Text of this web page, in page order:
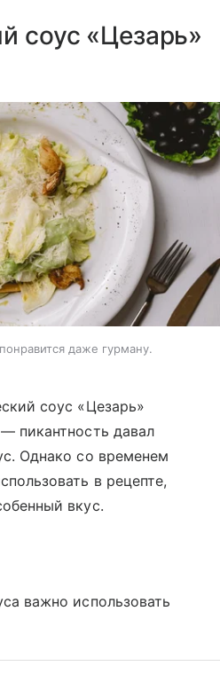
соус «Цезарь»
даже гурману.
соус «Цезарь»
пикантность давал
Однако со временем
в рецепте,
вкус.
важно использовать